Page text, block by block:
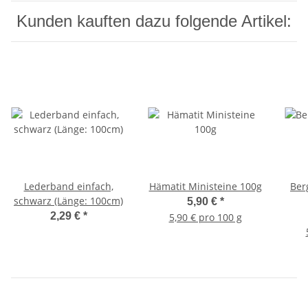
Kunden kauften dazu folgende Artikel:
Lederband einfach,
schwarz (Länge: 100cm)
2,29 € *
Hämatit Ministeine 100g
5,90 € *
5,90 € pro 100 g